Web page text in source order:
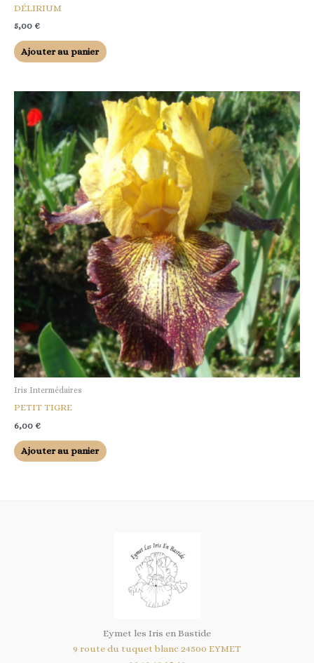
DÉLIRIUM
5,00 €
Ajouter au panier
Iris Intermédaires
PETIT TIGRE
6,00 €
Ajouter au panier
Eymet les Iris en Bastide
9 route du tuquet blanc 24500 EYMET